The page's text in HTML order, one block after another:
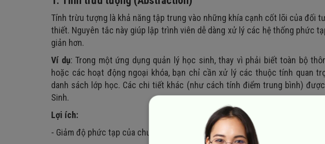
Tính trừu tượng là khả năng tập trung vào những khía cạnh cốt lõi của đối
thiết. Nguyên tắc này giúp lập trình viên dễ dàng xử lý các hệ thống phức
giản hơn.
Ví dụ: Trong một ứng dụng quản lý học sinh, thay vì phải biết toàn bộ
hoặc các hoạt động ngoại khóa, bạn chỉ cần xử lý các thuộc tính quan
danh sách lớp học. Các chi tiết khác (như cách tính điểm trung bình)
Sinh.
Lợi ích:
- Giảm độ phức tạp của chương trình.